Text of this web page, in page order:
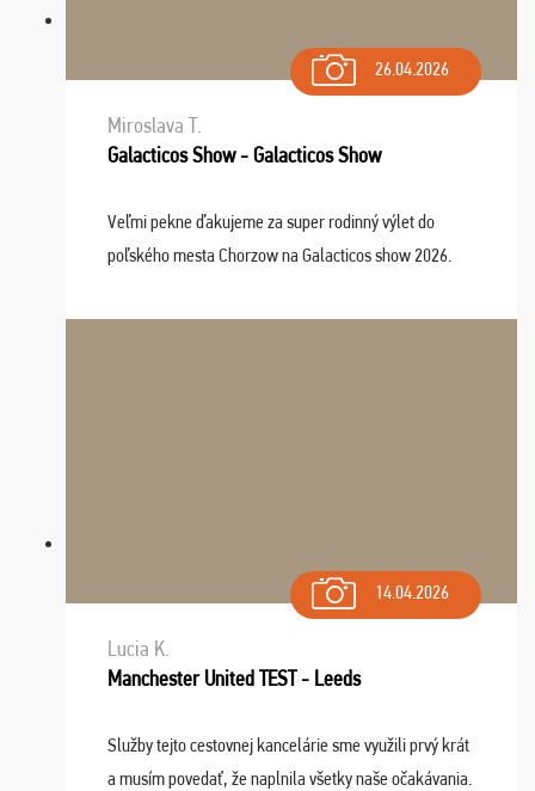
26.04.2026
Miroslava T.
Galacticos Show - Galacticos Show
Veľmi pekne ďakujeme za super rodinný výlet do
poľského mesta Chorzow na Galacticos show 2026.
Navštívili sme aj zábavný park Legendia, previe ...
14.04.2026
Lucia K.
Manchester United TEST - Leeds
Služby tejto cestovnej kancelárie sme využili prvý krát
a musím povedať, že naplnila všetky naše očakávania.